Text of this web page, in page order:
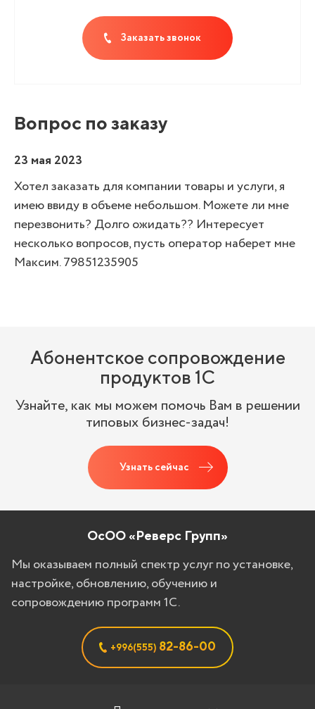
Заказать звонок
Вопрос по заказу
23 мая 2023
Хотел заказать для компании товары и услуги, я
имею ввиду в объеме небольшом. Можете ли мне
перезвонить? Долго ожидать?? Интересует
несколько вопросов, пусть оператор наберет мне
Максим. 79851235905
Абонентское сопровождение
продуктов 1C
Узнайте, как мы можем помочь Вам в решении
типовых бизнес-задач!
Узнать сейчас
ОсОО «Реверс Групп»
Мы оказываем полный спектр услуг по установке,
настройке, обновлению, обучению и
сопровождению программ 1С.
+996(555) 82-86-00